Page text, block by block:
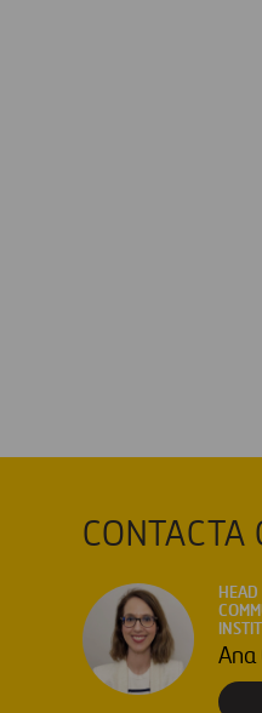
CONTACTA
HEAD
Ana